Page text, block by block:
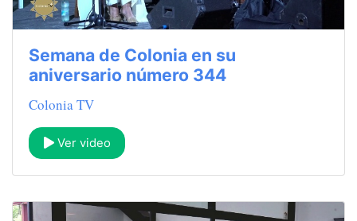
Semana de Colonia en su
aniversario número 344
Colonia TV
Ver video